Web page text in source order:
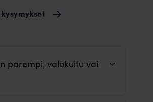
parempi, valokuitu vai